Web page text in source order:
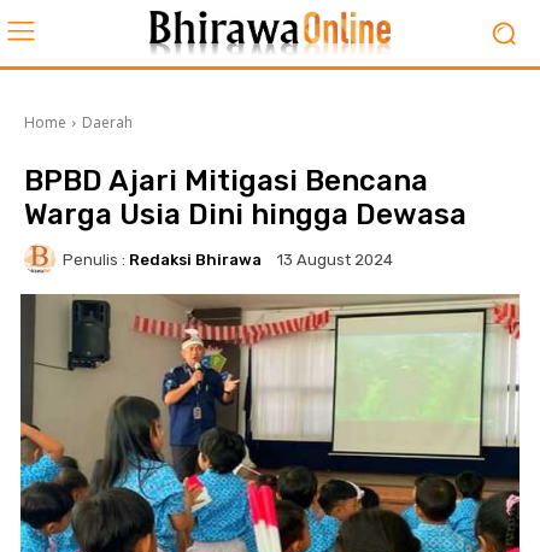
Home Daerah
BPBD Ajari Mitigasi Bencana
Warga Usia Dini hingga Dewasa
Penulis : Redaksi Bhirawa 13 August 2024